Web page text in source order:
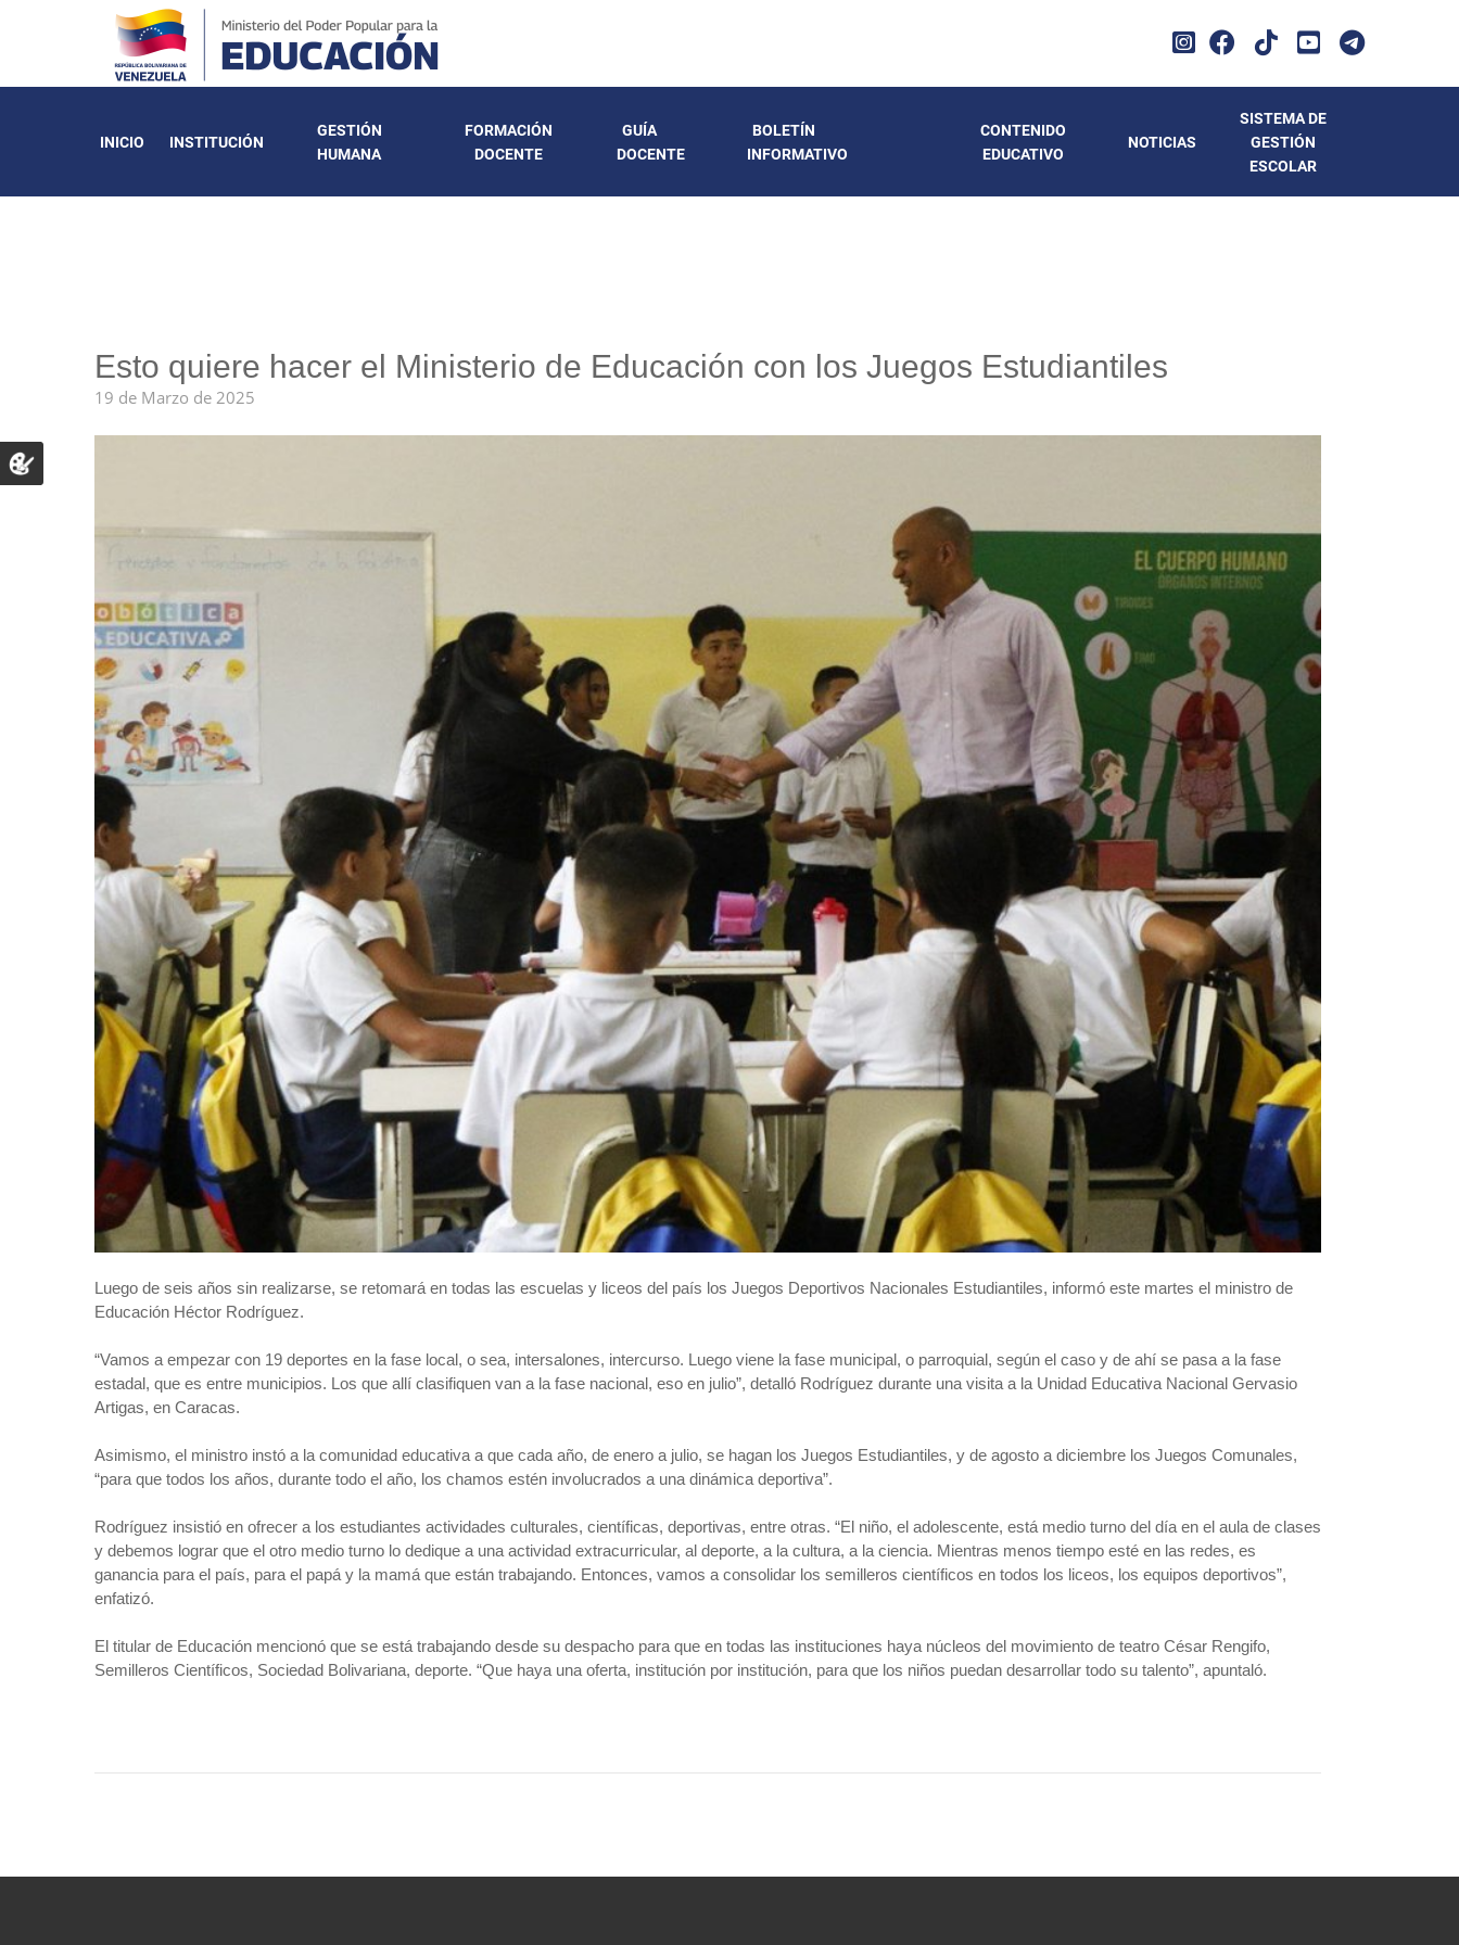
INICIO INSTITUCIÓN
GESTIÓN
HUMANA
FORMACIÓN
DOCENTE
GUÍA
DOCENTE
BOLETÍN
INFORMATIVO
CONTENIDO
EDUCATIVO
NOTICIAS
SISTEMA DE
GESTIÓN
ESCOLAR
Esto quiere hacer el Ministerio de Educación con los Juegos Estudiantiles
19 de Marzo de 2025
Luego de seis años sin realizarse, se retomará en todas las escuelas y liceos del país los Juegos Deportivos Nacionales Estudiantiles, informó este martes el ministro de
Educación Héctor Rodríguez.
“Vamos a empezar con 19 deportes en la fase local, o sea, intersalones, intercurso. Luego viene la fase municipal, o parroquial, según el caso y de ahí se pasa a la fase
estadal, que es entre municipios. Los que allí clasifiquen van a la fase nacional, eso en julio”, detalló Rodríguez durante una visita a la Unidad Educativa Nacional Gervasio
Artigas, en Caracas.
Asimismo, el ministro instó a la comunidad educativa a que cada año, de enero a julio, se hagan los Juegos Estudiantiles, y de agosto a diciembre los Juegos Comunales,
“para que todos los años, durante todo el año, los chamos estén involucrados a una dinámica deportiva”.
Rodríguez insistió en ofrecer a los estudiantes actividades culturales, científicas, deportivas, entre otras. “El niño, el adolescente, está medio turno del día en el aula de clases
y debemos lograr que el otro medio turno lo dedique a una actividad extracurricular, al deporte, a la cultura, a la ciencia. Mientras menos tiempo esté en las redes, es
ganancia para el país, para el papá y la mamá que están trabajando. Entonces, vamos a consolidar los semilleros científicos en todos los liceos, los equipos deportivos”,
enfatizó.
El titular de Educación mencionó que se está trabajando desde su despacho para que en todas las instituciones haya núcleos del movimiento de teatro César Rengifo,
Semilleros Científicos, Sociedad Bolivariana, deporte. “Que haya una oferta, institución por institución, para que los niños puedan desarrollar todo su talento”, apuntaló.